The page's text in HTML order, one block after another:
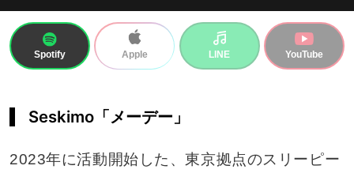
Spotify Apple LINE YouTube
Seskimo「メーデー」
2023年に活動開始した、東京拠点のスリーピー